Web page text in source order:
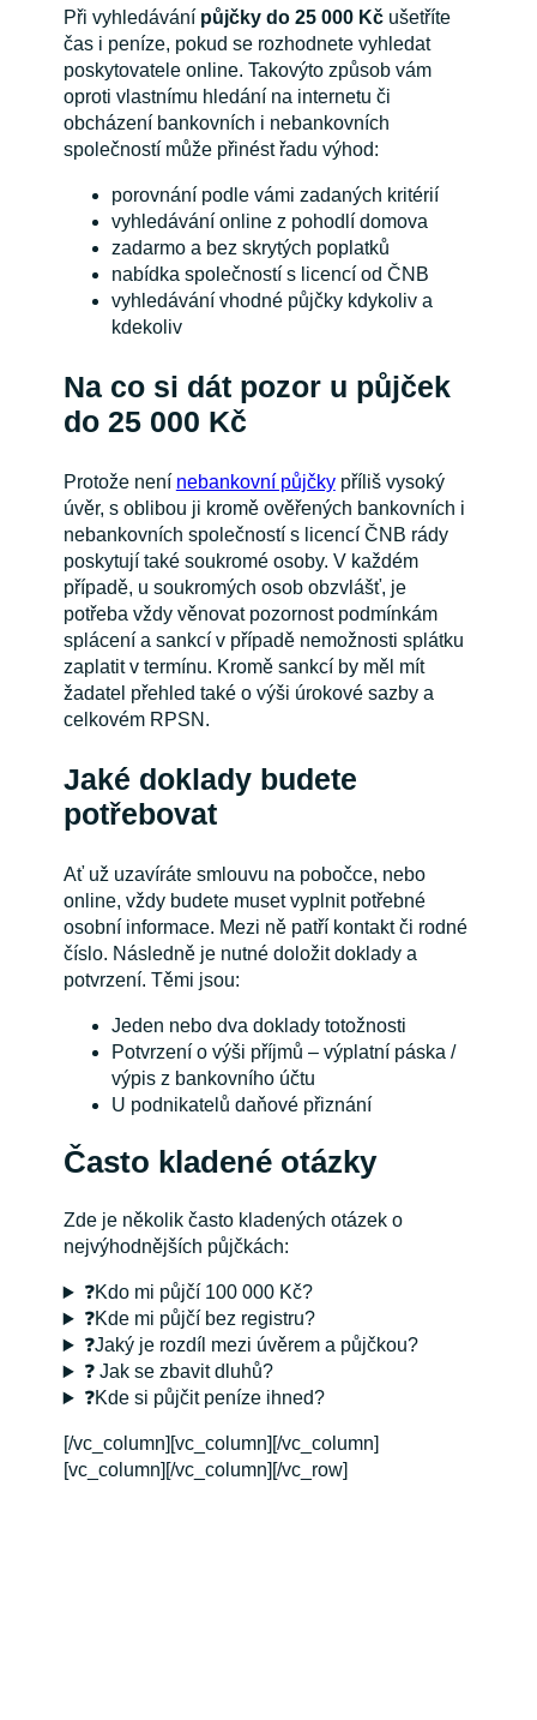
Při vyhledávánípůjčky do 25 000 Kčušetříte
čas i peníze, pokud se rozhodnete vyhledat
poskytovatele online. Takovýto způsob vám
oproti vlastnímu hledání na internetu či
obcházení bankovních i nebankovních
společností může přinést řadu výhod:
porovnání podle vámi zadaných kritérií
vyhledávání online z pohodlí domova
zadarmo a bez skrytých poplatků
nabídka společností s licencí od ČNB
vyhledávání vhodné půjčky kdykoliv a
kdekoliv
Na co si dát pozor u půjček
do 25 000 Kč
Protože není nebankovní půjčkypříliš vysoký
úvěr, s oblibou ji kromě ověřených bankovních i
nebankovních společností s licencí ČNB rády
poskytují také soukromé osoby. V každém
případě, u soukromých osob obzvlášť, je
potřeba vždy věnovat pozornost podmínkám
splácení a sankcí v případě nemožnosti splátku
zaplatit v termínu. Kromě sankcí by měl mít
žadatel přehled také o výši úrokové sazby a
celkovém RPSN.
Jaké doklady budete
potřebovat
Ať už uzavíráte smlouvu na pobočce, nebo
online, vždy budete muset vyplnit potřebné
osobní informace. Mezi ně patří kontakt či rodné
číslo. Následně je nutné doložit doklady a
potvrzení. Těmi jsou:
Jeden nebo dva doklady totožnosti
Potvrzení o výši příjmů – výplatní páska /
výpis z bankovního účtu
U podnikatelů daňové přiznání
Často kladené otázky
Zde je několik často kladených otázek o
nejvýhodnějších půjčkách:
❓Kdo mi půjčí 100 000 Kč?
❓Kde mi půjčí bez registru?
❓Jaký je rozdíl mezi úvěrem a půjčkou?
❓ Jak se zbavit dluhů?
❓Kde si půjčit peníze ihned?
[/vc_column][vc_column][/vc_column]
[vc_column][/vc_column][/vc_row]